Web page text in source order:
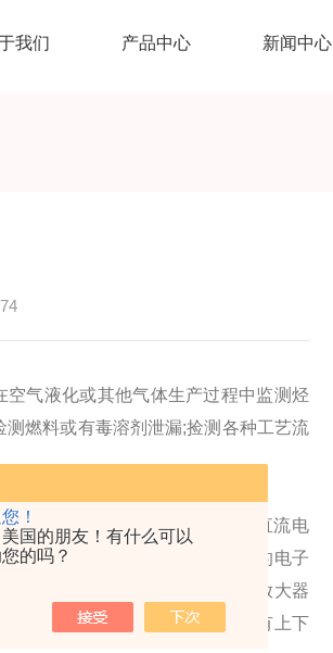
！
国的朋友！有什么可以
的吗？
我们 产品中心 新闻中心
气液化或其他气体生产过程中监测烃
燃料或有毒溶剂泄漏;捡测各种工艺流
放电子，下图左边就是施加的直流电
一个电场来将这些释放出来的的电子
与含碳量成比例关系，经微流放大器
器图的电极是左右结构的，还有上下